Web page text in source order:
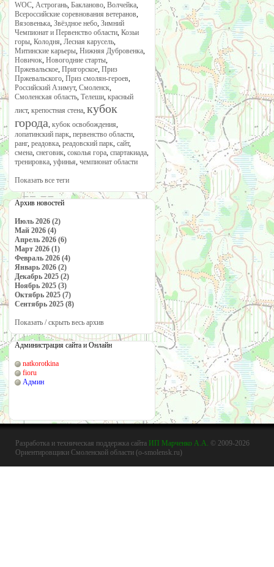
WOC, Астрогань, Бакланово, Волчейка,
Всероссийские соревнования ветеранов,
Вязовенька, Звёздное небо, Зимний
Чемпионат и Первенство области, Козьи
горы, Колодня, Лесная карусель,
Митинские карьеры, Нижняя Дубровенка,
Новичок, Новогодние старты,
Пржевальское, Пригорское, Приз
Пржевальского, Приз смолян-героев,
Российский Азимут, Смоленск,
Смоленская область, Телеши, красный
лист, крепостная стена, кубок
города, кубок освобождения,
лопатинский парк, первенство области,
ранг, реадовка, реадовский парк, сайт,
смена, снеговик, соколья гора, спартакиада,
тренировка, уфинья, чемпионат области
Показать все теги
Архив новостей
Июль 2026 (2)
Май 2026 (4)
Апрель 2026 (6)
Март 2026 (1)
Февраль 2026 (4)
Январь 2026 (2)
Декабрь 2025 (2)
Ноябрь 2025 (3)
Октябрь 2025 (7)
Сентябрь 2025 (8)
Показать / скрыть весь архив
Администрация сайта и Онлайн
natkorotkina
fioru
Админ
Разработка и техническая поддержка сайта ИП Марченко А.А. © 2009-2026
Ориентировщики Смоленской области (o-smolensk.ru)